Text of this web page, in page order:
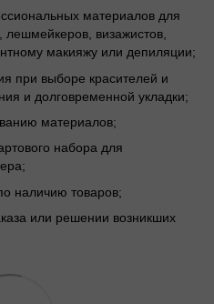
материалов для
визажистов,
макияжу или депиляции;
при выборе красителей и
и долговременной укладки;
материалов;
набора для
наличию товаров;
или решении возникших